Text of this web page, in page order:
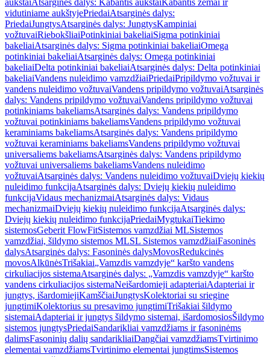
aukštaiAtsarginės dalys: Kabantis aukštaiKabantis žemai ir
vidutiniame aukštyjePriedaiAtsarginės dalys:
PriedaiJungtysAtsarginės dalys: JungtysKampiniai
vožtuvaiRiebokšliaiPotinkiniai bakeliaiSigma potinkiniai
bakeliaiAtsarginės dalys: Sigma potinkiniai bakeliaiOmega
potinkiniai bakeliaiAtsarginės dalys: Omega potinkiniai
bakeliaiDelta potinkiniai bakeliaiAtsarginės dalys: Delta potinkiniai
bakeliaiVandens nuleidimo vamzdžiaiPriedaiPripildymo vožtuvai ir
vandens nuleidimo vožtuvaiVandens pripildymo vožtuvaiAtsarginės
dalys: Vandens pripildymo vožtuvaiVandens pripildymo vožtuvai
potinkiniams bakeliamsAtsarginės dalys: Vandens pripildymo
vožtuvai potinkiniams bakeliamsVandens pripildymo vožtuvai
keraminiams bakeliamsAtsarginės dalys: Vandens pripildymo
vožtuvai keraminiams bakeliamsVandens pripildymo vožtuvai
universaliems bakeliamsAtsarginės dalys: Vandens pripildymo
vožtuvai universaliems bakeliamsVandens nuleidimo
vožtuvaiAtsarginės dalys: Vandens nuleidimo vožtuvaiDviejų kiekių
nuleidimo funkcijaAtsarginės dalys: Dviejų kiekių nuleidimo
funkcijaVidaus mechanizmaiAtsarginės dalys: Vidaus
mechanizmaiDviejų kiekių nuleidimo funkcijaAtsarginės dalys:
Dviejų kiekių nuleidimo funkcijaPriedaiMygtukaiTiekimo
sistemosGeberit FlowFitSistemos vamzdžiai MLSistemos
vamzdžiai, šildymo sistemos MLSL Sistemos vamzdžiaiFasoninės
dalysAtsarginės dalys: Fasoninės dalysMovosRedukcinės
movosAlkūnėsTrišakiai„Vamzdis vamzdyje“ karšto vandens
cirkuliacijos sistemaAtsarginės dalys: „Vamzdis vamzdyje“ karšto
vandens cirkuliacijos sistemaNeišardomieji adapteriaiAdapteriai ir
jungtys, išardomiejiKamščiaiJungtysKolektoriai su sriegine
jungtimiKolektorius su presavimo jungtimiTrišakiai šildymo
sistemaiAdapteriai ir jungtys šildymo sistemai, išardomosiosŠildymo
sistemos jungtysPriedaiSandarikliai vamzdžiams ir fasoninėms
dalimsFasoninių dalių sandarikliaiDangčiai vamzdžiamsTvirtinimo
elementai vamzdžiamsTvirtinimo elementai jungtimsSistemos